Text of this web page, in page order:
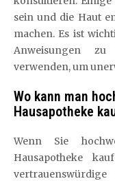
sein und die Haut
machen. Es ist
Anweisungen
verwenden, um
Wo kann man
Hausapotheke
Wenn Sie
Hausapotheke